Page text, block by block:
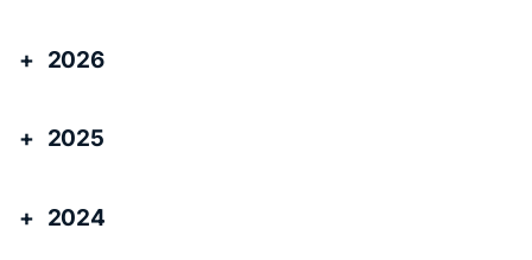
2026
2025
2024